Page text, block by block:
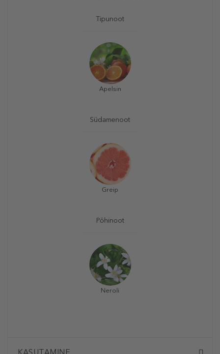
Tipunoot
Apelsin
Südamenoot
Greip
Põhinoot
Neroli